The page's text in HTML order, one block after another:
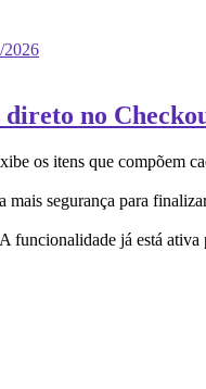
2026
no
os itens que compõem
mais segurança para
funcionalidade já está ativa